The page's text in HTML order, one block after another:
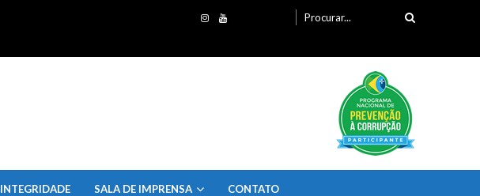
por:
INTEGRIDADE SALA DE IMPRENSA CONTATO